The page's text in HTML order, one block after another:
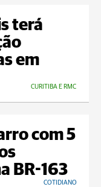
terá
em
CURITIBA E RMC
com 5
BR-163
COTIDIANO